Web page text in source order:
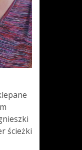
ścieżki